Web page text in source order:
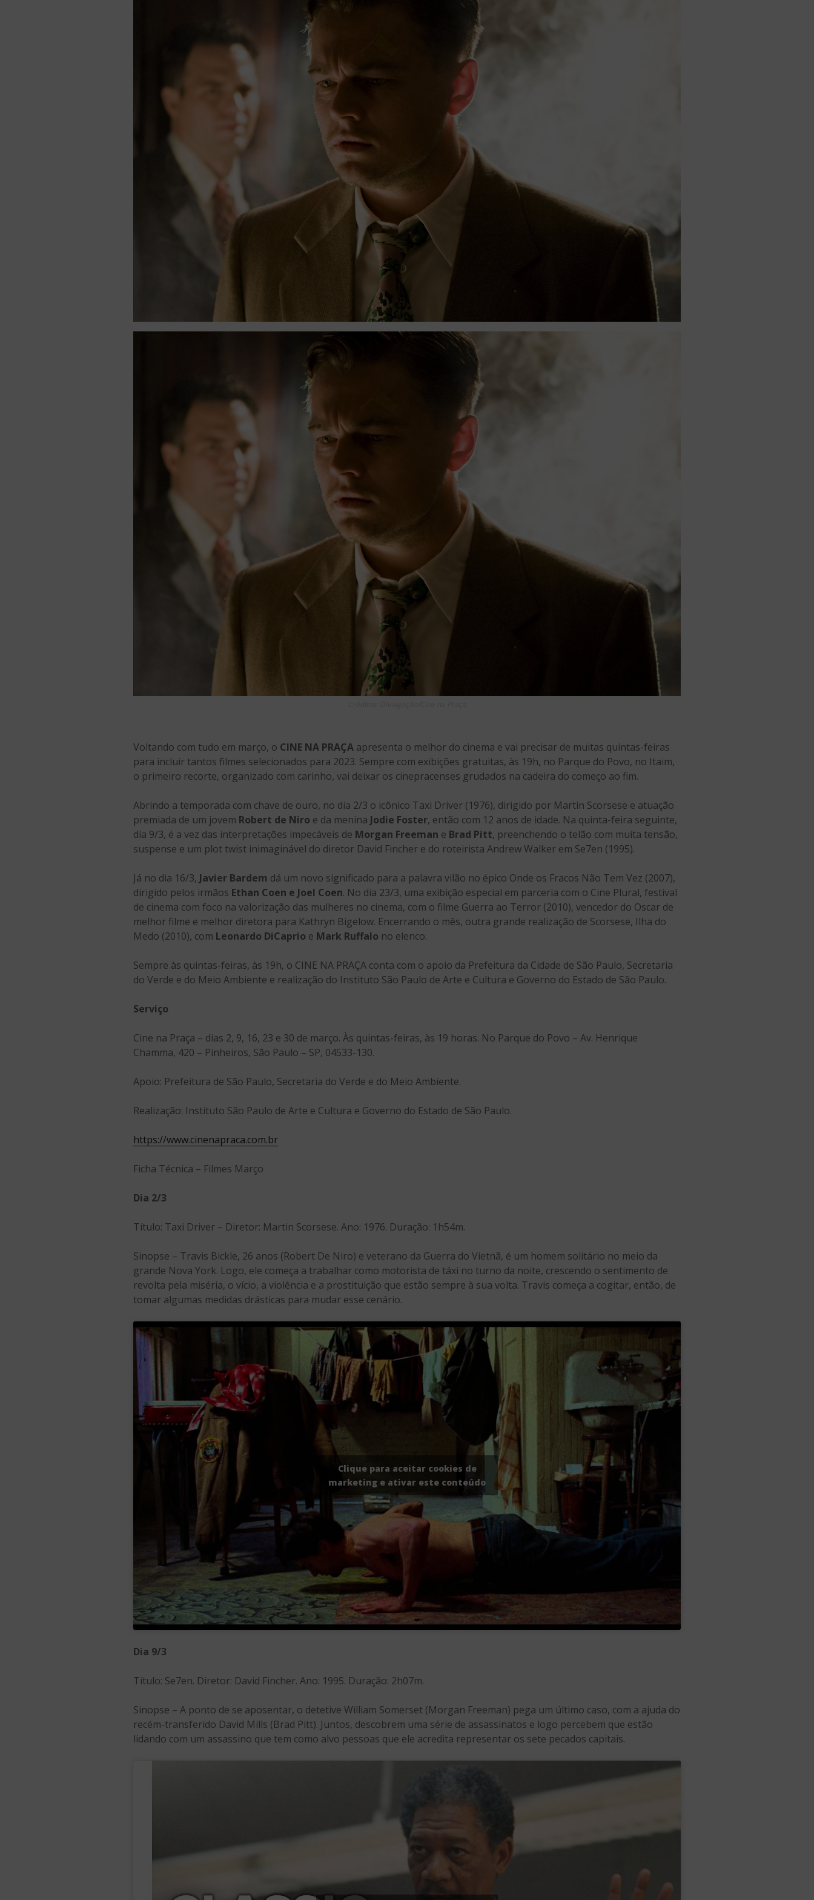
Voltando com tudo em março, o CINE NA PRAÇA apresenta o melhor do cinema e vai precisar de muitas quintas-feiras
para incluir tantos filmes selecionados para 2023. Sempre com exibições gratuitas, às 19h, no Parque do Povo, no Itaim,
o primeiro recorte, organizado com carinho, vai deixar os cinepracenses grudados na cadeira do começo ao fim.
Abrindo a temporada com chave de ouro, no dia 2/3 o icônico Taxi Driver (1976), dirigido por Martin Scorsese e atuação
premiada de um jovem Robert de Niro e da menina Jodie Foster, então com 12 anos de idade. Na quinta-feira seguinte,
dia 9/3, é a vez das interpretações impecáveis de Morgan Freeman e Brad Pitt, preenchendo o telão com muita tensão,
suspense e um plot twist inimaginável do diretor David Fincher e do roteirista Andrew Walker em Se7en (1995).
Já no dia 16/3, Javier Bardem dá um novo significado para a palavra vilão no épico Onde os Fracos Não Tem Vez (2007),
dirigido pelos irmãos Ethan Coen e Joel Coen. No dia 23/3, uma exibição especial em parceria com o Cine Plural, festival
de cinema com foco na valorização das mulheres no cinema, com o filme Guerra ao Terror (2010), vencedor do Oscar de
melhor filme e melhor diretora para Kathryn Bigelow. Encerrando o mês, outra grande realização de Scorsese, Ilha do
Medo (2010), com Leonardo DiCaprio e Mark Ruffalo no elenco.
Sempre às quintas-feiras, às 19h, o CINE NA PRAÇA conta com o apoio da Prefeitura da Cidade de São Paulo, Secretaria
do Verde e do Meio Ambiente e realização do Instituto São Paulo de Arte e Cultura e Governo do Estado de São Paulo.
Serviço
Cine na Praça – dias 2, 9, 16, 23 e 30 de março. Às quintas-feiras, às 19 horas. No Parque do Povo – Av. Henrique
Chamma, 420 – Pinheiros, São Paulo – SP, 04533-130.
Apoio: Prefeitura de São Paulo, Secretaria do Verde e do Meio Ambiente.
Realização: Instituto São Paulo de Arte e Cultura e Governo do Estado de São Paulo.
https://www.cinenapraca.com.br
Ficha Técnica – Filmes Março
Dia 2/3
Título: Taxi Driver – Diretor: Martin Scorsese. Ano: 1976. Duração: 1h54m.
Sinopse – Travis Bickle, 26 anos (Robert De Niro) e veterano da Guerra do Vietnã, é um homem solitário no meio da
grande Nova York. Logo, ele começa a trabalhar como motorista de táxi no turno da noite, crescendo o sentimento de
revolta pela miséria, o vício, a violência e a prostituição que estão sempre à sua volta. Travis começa a cogitar, então, de
tomar algumas medidas drásticas para mudar esse cenário.
Clique para aceitar cookies de
marketing e ativar este conteúdo
Dia 9/3
Título: Se7en. Diretor: David Fincher. Ano: 1995. Duração: 2h07m.
Sinopse – A ponto de se aposentar, o detetive William Somerset (Morgan Freeman) pega um último caso, com a ajuda do
recém-transferido David Mills (Brad Pitt). Juntos, descobrem uma série de assassinatos e logo percebem que estão
lidando com um assassino que tem como alvo pessoas que ele acredita representar os sete pecados capitais.